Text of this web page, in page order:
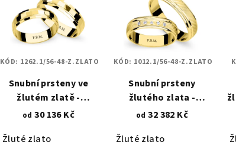
Snubní prsteny ve
žlutém zlatě -
broušené 1262.1
od 30 136 Kč
Žluté zlato
KÓD: 1262.1/56-48-Z.ZLATO
Snubní prsteny
žlutého zlata -
diamantový brus a
od 32 382 Kč
Žluté zlato
KÓD: 1012.1/56-48-Z.ZLATO